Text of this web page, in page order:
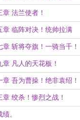
加更）
章 法兰使者！
章 临阵对决！统帅拉满
章 斩将夺旗！一骑当千！
加更）
章 凡人的天花板！
章 吾为曹操！绝非袁绍！
一）
章 绞杀！惨烈之战！
。